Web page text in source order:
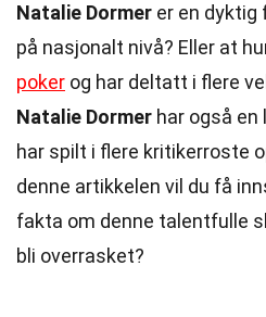
Natalie Dormer er en dyktig
på nasjonalt nivå? Eller at
poker og har deltatt i flere
Natalie Dormer har også
har spilt i flere kritikerroste
denne artikkelen vil du få
fakta om denne talentfulle
bli overrasket?